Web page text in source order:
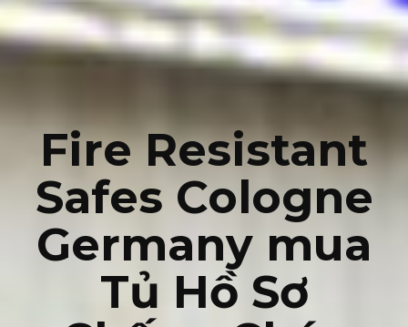
Fire Resistant
Safes Cologne
Germany mua
Tủ Hồ Sơ